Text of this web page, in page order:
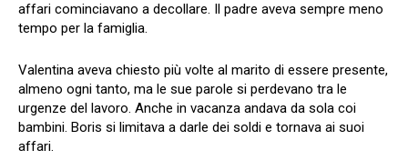
affari cominciavano a decollare. Il padre aveva sempre meno
tempo per la famiglia.
Valentina aveva chiesto più volte al marito di essere presente,
almeno ogni tanto, ma le sue parole si perdevano tra le
urgenze del lavoro. Anche in vacanza andava da sola coi
bambini. Boris si limitava a darle dei soldi e tornava ai suoi
affari.